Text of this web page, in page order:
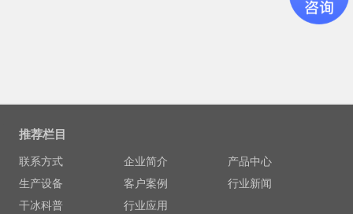
推荐栏目
联系方式 企业简介
产品中心
生产设备
客户案例
行业新闻
干冰科普
行业应用